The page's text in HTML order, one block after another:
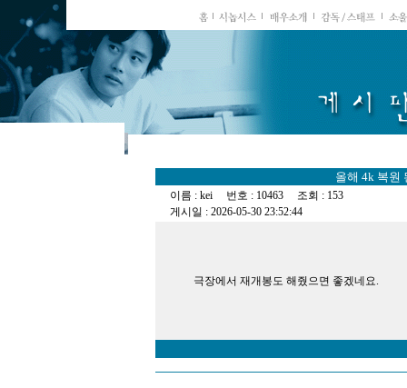
올해 4k 복원
이름 : kei 번호 : 10463 조회 : 153
게시일 : 2026-05-30 23:52:44
극장에서 재개봉도 해줬으면 좋겠네요.